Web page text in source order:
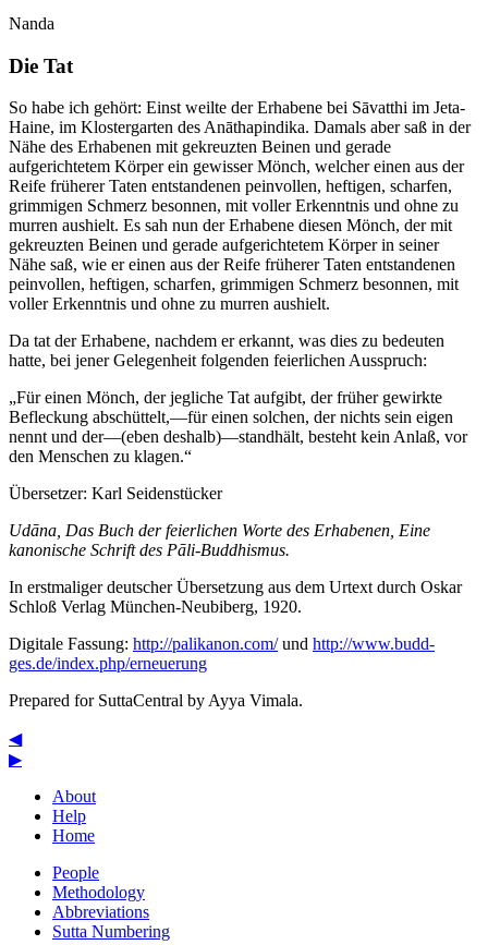
Nanda
Die Tat
So habe ich gehört: Einst weilte der Erhabene bei Sāvatthi im Jeta-
Haine, im Klostergarten des Anāthapindika. Damals aber saß in der
Nähe des Erhabenen mit gekreuzten Beinen und gerade
aufgerichtetem Körper ein gewisser Mönch, welcher einen aus der
Reife früherer Taten entstandenen peinvollen, heftigen, scharfen,
grimmigen Schmerz besonnen, mit voller Erkenntnis und ohne zu
murren aushielt. Es sah nun der Erhabene diesen Mönch, der mit
gekreuzten Beinen und gerade aufgerichtetem Körper in seiner
Nähe saß, wie er einen aus der Reife früherer Taten entstandenen
peinvollen, heftigen, scharfen, grimmigen Schmerz besonnen, mit
voller Erkenntnis und ohne zu murren aushielt.
Da tat der Erhabene, nachdem er erkannt, was dies zu bedeuten
hatte, bei jener Gelegenheit folgenden feierlichen Ausspruch:
„Für einen Mönch, der jegliche Tat aufgibt, der früher gewirkte
Befleckung abschüttelt,—für einen solchen, der nichts sein eigen
nennt und der—(eben deshalb)—standhält, besteht kein Anlaß, vor
den Menschen zu klagen.“
Übersetzer: Karl Seidenstücker
Udāna, Das Buch der feierlichen Worte des Erhabenen, Eine
kanonische Schrift des Pāli-Buddhismus.
In erstmaliger deutscher Übersetzung aus dem Urtext durch Oskar
Schloß Verlag München-Neubiberg, 1920.
Digitale Fassung: http://palikanon.com/und http://www.budd-
ges.de/index.php/erneuerung
Prepared for SuttaCentral by Ayya Vimala.
◀
▶
About
Help
Home
People
Methodology
Abbreviations
Sutta Numbering